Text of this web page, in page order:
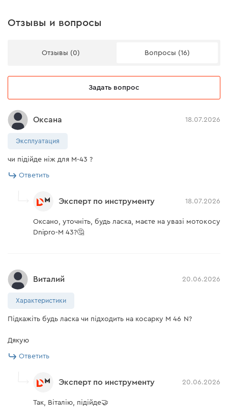
Отзывы и вопросы
Отзывы (0) Вопросы (16)
Задать вопрос
Оксана 18.07.2026
Эксплуатация
чи підійде ніж для М-43 ?
Ответить
Эксперт по инструменту 18.07.2026
Оксано, уточніть, будь ласка, маєте на увазі мотокосу
Dnipro-M 43?🤔
Виталий 20.06.2026
Характеристики
Підкажіть будь ласка чи підходить на косарку М 46 N?
Дякую
Ответить
Эксперт по инструменту 20.06.2026
Так, Віталію, підійде🤝